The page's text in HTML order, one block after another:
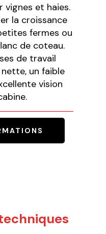
vignes et haies.
la croissance
fermes ou
de coteau.
de travail
un faible
vision